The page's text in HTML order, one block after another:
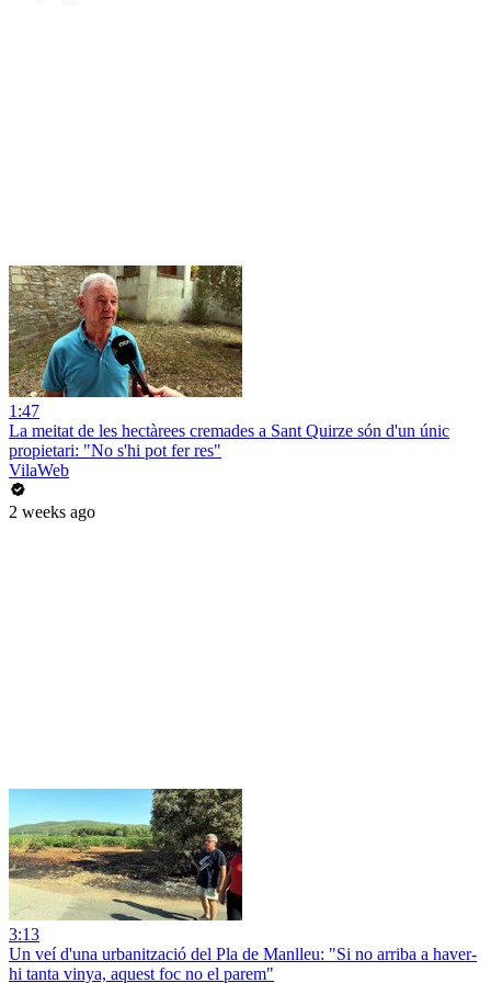
1:47
La meitat de les hectàrees cremades a Sant Quirze són d'un únic
propietari: "No s'hi pot fer res"
VilaWeb
2 weeks ago
3:13
Un veí d'una urbanització del Pla de Manlleu: "Si no arriba a haver-
hi tanta vinya, aquest foc no el parem"